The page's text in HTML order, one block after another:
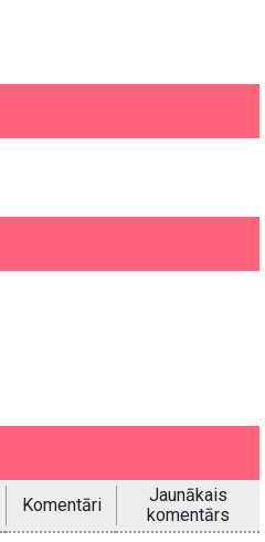
Komentāri
Jaunākais
komentārs